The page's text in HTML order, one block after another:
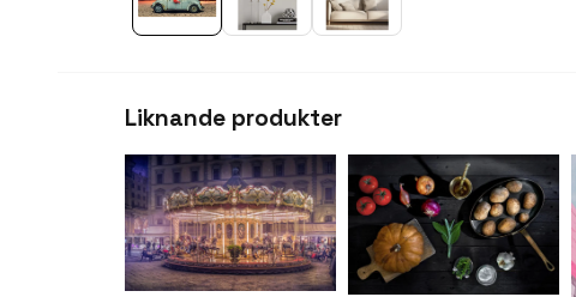
Liknande produkter